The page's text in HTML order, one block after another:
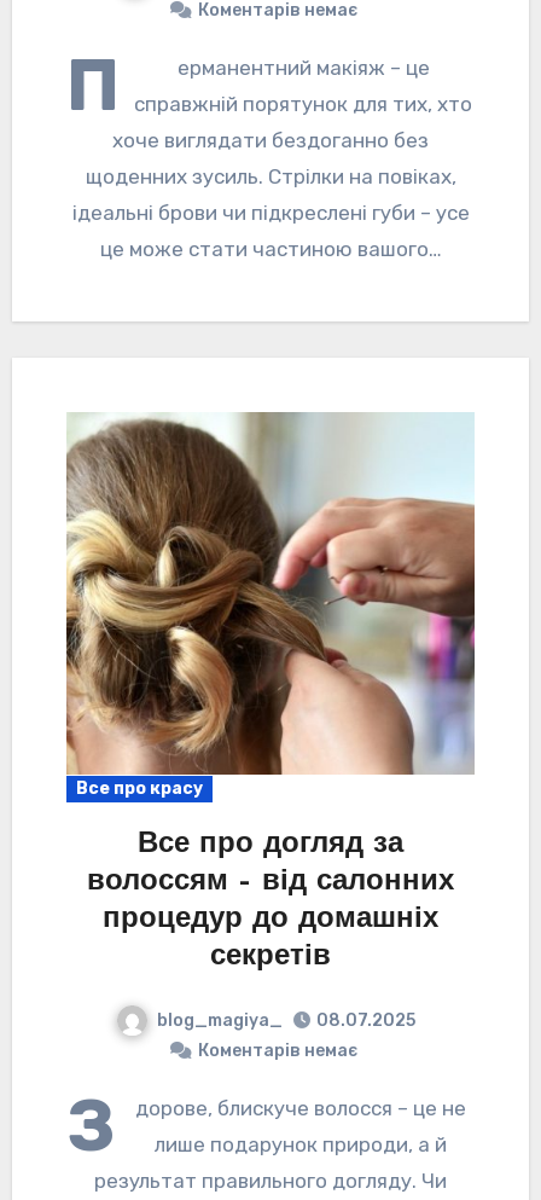
Коментарів немає
П
ерманентний макіяж – це
справжній порятунок для тих, хто
хоче виглядати бездоганно без
щоденних зусиль. Стрілки на повіках,
ідеальні брови чи підкреслені губи – усе
це може стати частиною вашого…
Все про красу
Все про догляд за
волоссям – від салонних
процедур до домашніх
секретів
blog_magiya_
08.07.2025
Коментарів немає
З
дорове, блискуче волосся – це не
лише подарунок природи, а й
результат правильного догляду. Чи